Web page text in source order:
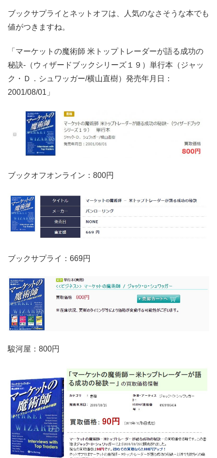
ブックサプライとネットオフは、人気のなさそうな本でも
値がつきますね。
「マーケットの魔術師 米トップトレーダーが語る成功の
秘訣-（ウィザードブックシリーズ１９）単行本（ジャッ
ク・Ｄ．シュワッガー/横山直樹）発売年月日：
2001/08/01」
ブックオフオンライン：800円
ブックサプライ：669円
駿河屋：800円